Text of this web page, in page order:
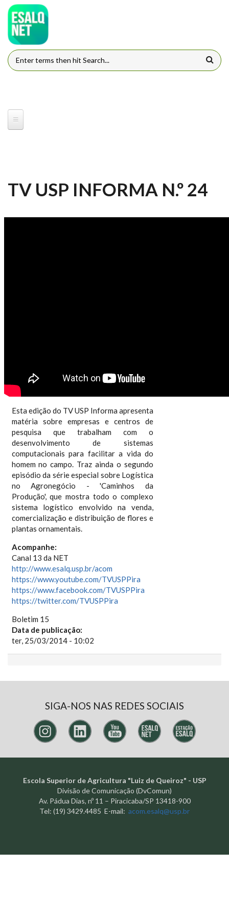
Pular para o conteúdo principal
FORMULÁRIO DE BUSCA
TV USP INFORMA N.º 24
Esta edição do TV USP Informa apresenta
matéria sobre empresas e centros de
pesquisa que trabalham com o
desenvolvimento de sistemas
computacionais para facilitar a vida do
homem no campo. Traz ainda o segundo
episódio da série especial sobre Logística
no Agronegócio - 'Caminhos da
Produção', que mostra todo o complexo
sistema logístico envolvido na venda,
comercialização e distribuição de flores e
plantas ornamentais.
Acompanhe:
Canal 13 da NET
http://www.esalq.usp.br/acom
https://www.youtube.com/TVUSPPira
https://www.facebook.com/TVUSPPira
https://twitter.com/TVUSPPira
Boletim 15
Data de publicação:
ter, 25/03/2014 - 10:02
SIGA-NOS NAS REDES SOCIAIS
Escola Superior de Agricultura "Luiz de Queiroz" - USP
Divisão de Comunicação (DvComun)
Av. Pádua Dias, nº 11 – Piracicaba/SP 13418-900
Tel: (19) 3429.4485 E-mail: acom.esalq@usp.br